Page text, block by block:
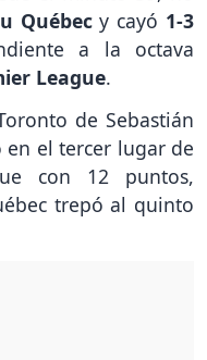
Québecy cayó 1-3
a la octava
League.
de Sebastián
en el tercer lugar de
con 12 puntos,
trepó al quinto